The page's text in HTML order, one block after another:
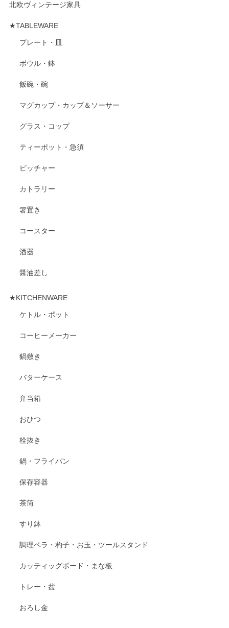
北欧ヴィンテージ家具
★TABLEWARE
プレート・皿
ボウル・鉢
飯碗・碗
マグカップ・カップ＆ソーサー
グラス・コップ
ティーポット・急須
ピッチャー
カトラリー
箸置き
コースター
酒器
醤油差し
★KITCHENWARE
ケトル・ポット
コーヒーメーカー
鍋敷き
バターケース
弁当箱
おひつ
栓抜き
鍋・フライパン
保存容器
茶筒
すり鉢
調理ベラ・杓子・お玉・ツールスタンド
カッティッグボード・まな板
トレー・盆
おろし金